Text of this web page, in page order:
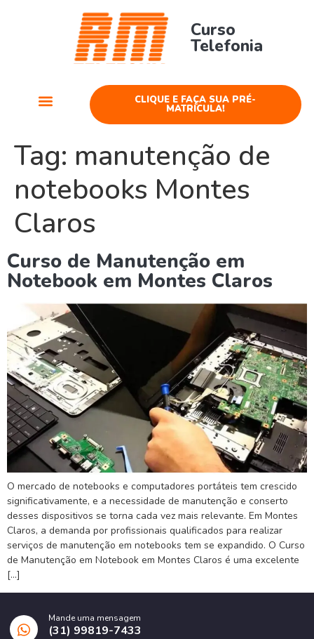
Curso
Telefonia
CLIQUE E FAÇA SUA PRÉ-
MATRÍCULA!
Tag: manutenção de
notebooks Montes
Claros
Curso de Manutenção em
Notebook em Montes Claros
O mercado de notebooks e computadores portáteis tem crescido
significativamente, e a necessidade de manutenção e conserto
desses dispositivos se torna cada vez mais relevante. Em Montes
Claros, a demanda por profissionais qualificados para realizar
serviços de manutenção em notebooks tem se expandido. O Curso
de Manutenção em Notebook em Montes Claros é uma excelente
[…]
Mande uma mensagem
(31) 99819-7433